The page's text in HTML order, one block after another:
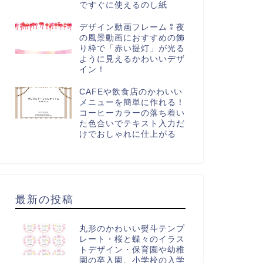
ですぐに使えるのし紙
デザイン動画フレーム⁑夜
の風景動画におすすめの飾
り枠で「赤い提灯」が光る
ように見えるかわいいデザ
イン！
CAFEや飲食店のかわいい
メニューを簡単に作れる！
コーヒーカラーの落ち着い
た色合いでテキスト入力だ
けでおしゃれに仕上がる
最新の投稿
丸形のかわいい熨斗テンプ
レート・桜と蝶々のイラス
トデザイン・保育園や幼稚
園の卒入園、小学校の入学